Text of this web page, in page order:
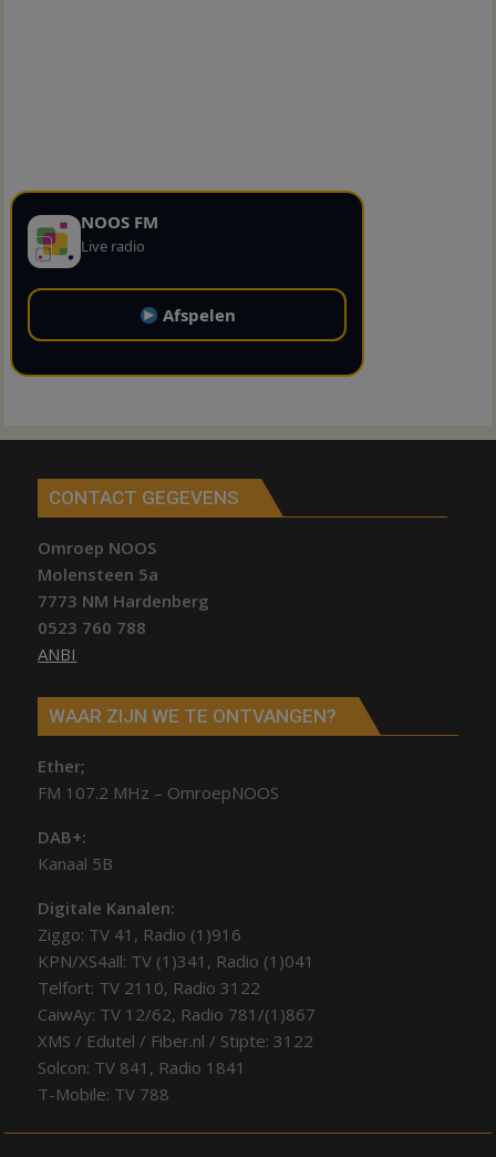
NOOS FM
Live radio
Afspelen
CONTACT GEGEVENS
Omroep NOOS
Molensteen 5a
7773 NM Hardenberg
0523 760 788
ANBI
WAAR ZIJN WE TE ONTVANGEN?
Ether;
FM 107.2 MHz – OmroepNOOS
DAB+:
Kanaal 5B
Digitale Kanalen:
Ziggo: TV 41, Radio (1)916
KPN/XS4all: TV (1)341, Radio (1)041
Telfort: TV 2110, Radio 3122
CaiwAy: TV 12/62, Radio 781/(1)867
XMS / Edutel / Fiber.nl / Stipte: 3122
Solcon: TV 841, Radio 1841
T-Mobile: TV 788